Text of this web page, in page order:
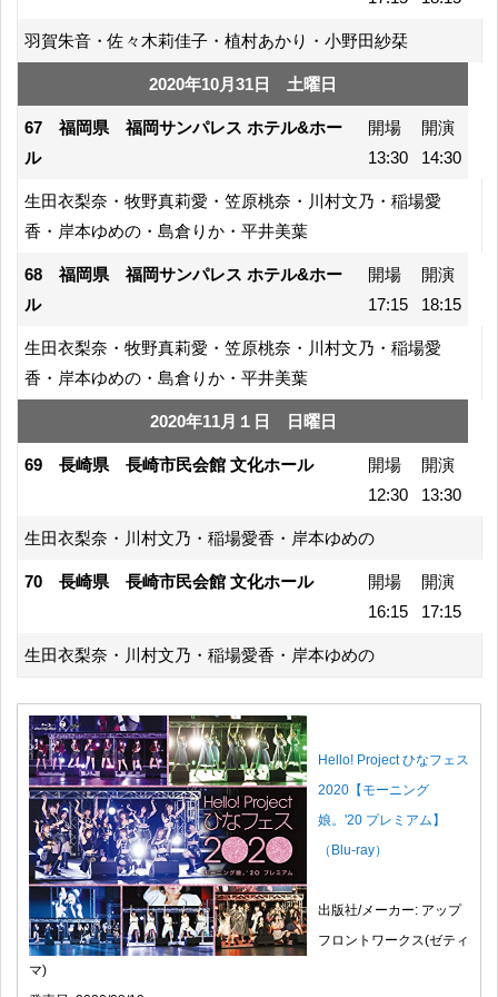
羽賀朱音・佐々木莉佳子・植村あかり・小野田紗栞
2020年10月31日 土曜日
67 福岡県 福岡サンパレス ホテル&ホー
ル
開場
13:30
開演
14:30
生田衣梨奈・牧野真莉愛・笠原桃奈・川村文乃・稲場愛
香・岸本ゆめの・島倉りか・平井美葉
68 福岡県 福岡サンパレス ホテル&ホー
ル
開場
17:15
開演
18:15
生田衣梨奈・牧野真莉愛・笠原桃奈・川村文乃・稲場愛
香・岸本ゆめの・島倉りか・平井美葉
2020年11月１日 日曜日
69 長崎県 長崎市民会館 文化ホール
開場
12:30
開演
13:30
生田衣梨奈・川村文乃・稲場愛香・岸本ゆめの
70 長崎県 長崎市民会館 文化ホール
開場
16:15
開演
17:15
生田衣梨奈・川村文乃・稲場愛香・岸本ゆめの
Hello! Project ひなフェス
2020【モーニング
娘。'20 プレミアム】
（Blu-ray）
出版社/メーカー: アップ
フロントワークス(ゼティ
マ)